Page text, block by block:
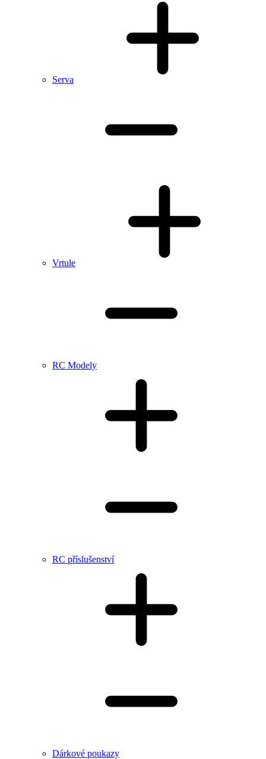
Serva
Vrtule
RC Modely
RC příslušenství
Dárkové poukazy